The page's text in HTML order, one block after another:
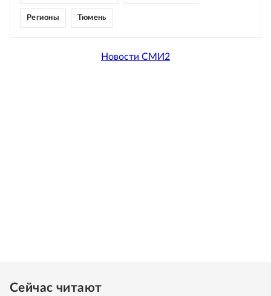
Регионы Тюмень
Новости СМИ2
Сейчас читают